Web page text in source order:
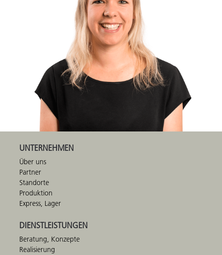
UNTERNEHMEN
Über uns
Partner
Standorte
Produktion
Express, Lager
DIENSTLEISTUNGEN
Beratung, Konzepte
Realisierung